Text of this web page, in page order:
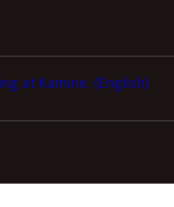
at Kamine. (English)